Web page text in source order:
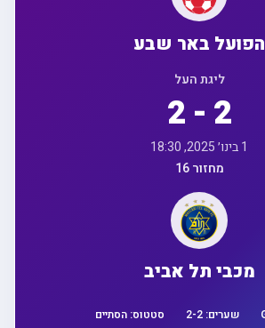
הפועל באר שבע
ליגת העל
2 - 2
מחזור 16
מכבי תל אביב
שערים: 2 -2 סטטוס:הסתיים